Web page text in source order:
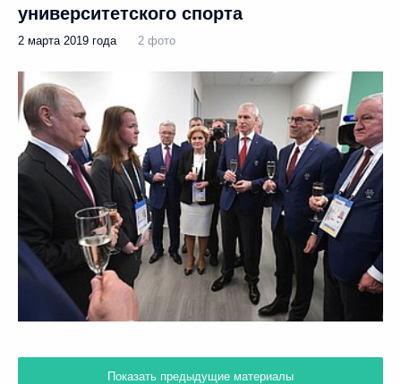
университетского спорта
2 марта 2019 года 2 фото
Показать предыдущие материалы